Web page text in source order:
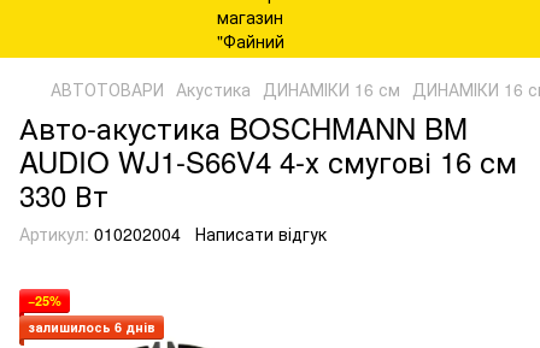
АВТОТОВАРИ Акустика ДИНАМІКИ 16 см ДИНАМІКИ 16
Авто-акустика BOSCHMANN BM
AUDIO WJ1-S66V4 4-х смугові 16 см
330 Вт
Артикул: 010202004 Написати відгук
−25%
залишилось 6 днів